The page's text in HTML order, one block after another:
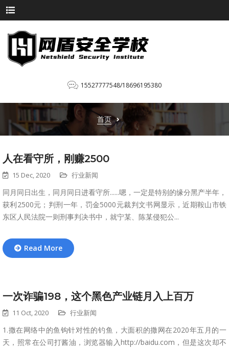
15527777548/18696195380
首页
人在看守所，刚赚2500
15 Dec, 2020 行业新闻
同月同日出生，同月同日进看守所......嗯，一定是特别的缘分黑产半年，
获利2500元；判刑一年，罚金5000元裁判文书网显示，近期鞍山市铁
东区人民法院一则刑事判决书中，就宁某、陈某侵犯公...
Read More
一次诈骗198，这个黑色产业链月入上百万
11 Oct, 2020 行业新闻
1.撒在网络中的鱼钩针对性的钓鱼，大面积的撒网在2020年五月的一
天，照常在公司打酱油，浏览器输入http://baidu.com，但是这次却不